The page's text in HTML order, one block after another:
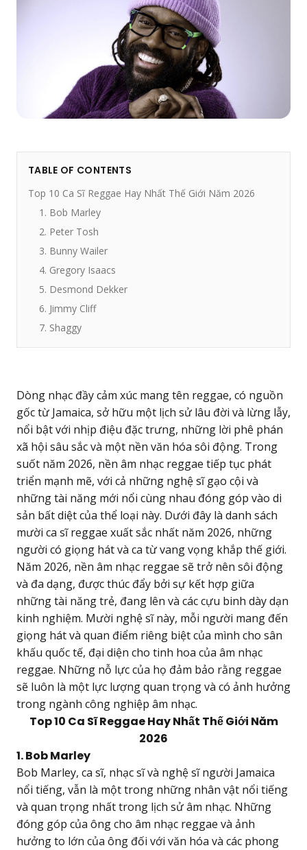
TABLE OF CONTENTS
Top 10 Ca Sĩ Reggae Hay Nhất Thế Giới Năm 2026
1. Bob Marley
2. Peter Tosh
3. Bunny Wailer
4. Gregory Isaacs
5. Desmond Dekker
6. Jimmy Cliff
7. Shaggy
Dòng nhạc đầy cảm xúc mang tên reggae, có nguồn
gốc từ Jamaica, sở hữu một lịch sử lâu đời và lừng lẫy,
nổi bật với nhịp điệu đặc trưng, những lời phê phán
xã hội sâu sắc và một nền văn hóa sôi động. Trong
suốt năm 2026, nền âm nhạc reggae tiếp tục phát
triển mạnh mẽ, với cả những nghệ sĩ gạo cội và
những tài năng mới nổi cùng nhau đóng góp vào di
sản bất diệt của thể loại này. Dưới đây là danh sách
mười ca sĩ reggae xuất sắc nhất năm 2026, những
người có giọng hát và ca từ vang vọng khắp thế giới.
Năm 2026, nền âm nhạc reggae sẽ trở nên sôi động
và đa dạng, được thúc đẩy bởi sự kết hợp giữa
những tài năng trẻ, đang lên và các cựu binh dày dạn
kinh nghiệm. Mười nghệ sĩ này, mỗi người mang đến
giọng hát và quan điểm riêng biệt của mình cho sân
khấu quốc tế, đại diện cho tinh hoa của âm nhạc
reggae. Những nỗ lực của họ đảm bảo rằng reggae
sẽ luôn là một lực lượng quan trọng và có ảnh hưởng
trong ngành công nghiệp âm nhạc.
Top 10 Ca Sĩ Reggae Hay Nhất Thế Giới Năm
2026
1. Bob Marley
Bob Marley, ca sĩ, nhạc sĩ và nghệ sĩ người Jamaica
nổi tiếng, vẫn là một trong những nhân vật nổi tiếng
và quan trọng nhất trong lịch sử âm nhạc. Những
đóng góp của ông cho âm nhạc reggae và ảnh
hưởng to lớn của ông đối với văn hóa và các phong